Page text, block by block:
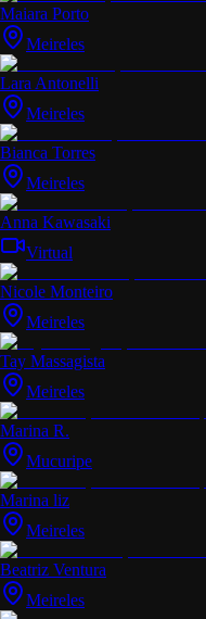
Maiara Porto
Meireles
Lara Antonelli
Meireles
Bianca Torres
Meireles
Anna Kawasaki
Virtual
Nicole Monteiro
Meireles
Tay Massagista
Meireles
Marina R.
Mucuripe
Marina liz
Meireles
Beatriz Ventura
Meireles